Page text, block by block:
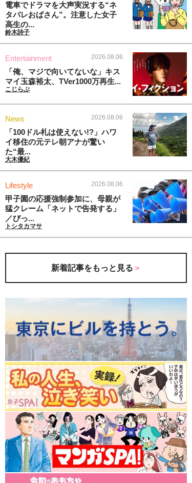
電車でドラマを大声実況する“ネ
タバレおばさん”。注意した女子
高生の...
鈴木詩子
Entertainment 2026.08.06
「俺、マジで向いてないな」キス
マイ玉森裕太、TVer1000万再生...
こじらぶ
News 2026.08.06
「100ドル札は使えない!?」ハワ
イ移住の元テレ朝アナが驚い
た“最...
大木優紀
Lifestyle 2026.08.06
甲子園の応援強制参加に、母親が
猛クレーム「ネットで告発する」
／びっ...
トシタカマサ
新着記事をもっと見る